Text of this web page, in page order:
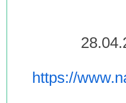
https://